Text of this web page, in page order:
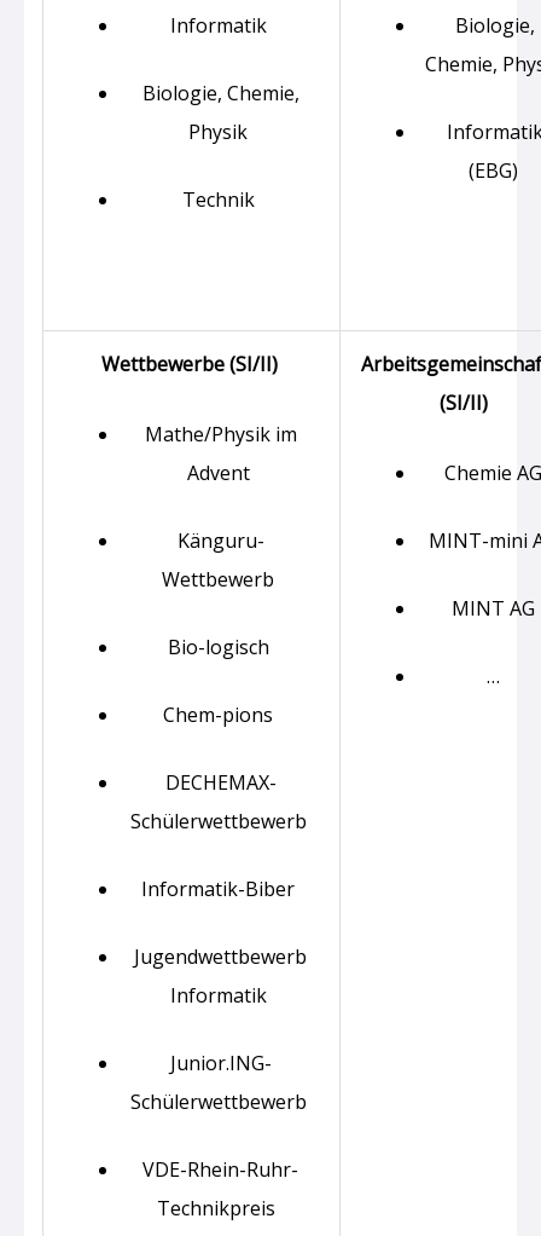
Informatik
Biologie, Chemie,
Physik
Technik
Biologie,
Chemie,
(EBG)
Wettbewerbe (SI/II)
Mathe/Physik im
Advent
Känguru-
Wettbewerb
Bio-logisch
Chem-pions
DECHEMAX-
Schülerwettbewerb
Informatik-Biber
Jugendwettbewerb
Informatik
Junior.ING-
Schülerwettbewerb
VDE-Rhein-Ruhr-
Technikpreis
(SI/II)
Chemie AG
MINT-mini
MINT AG
…